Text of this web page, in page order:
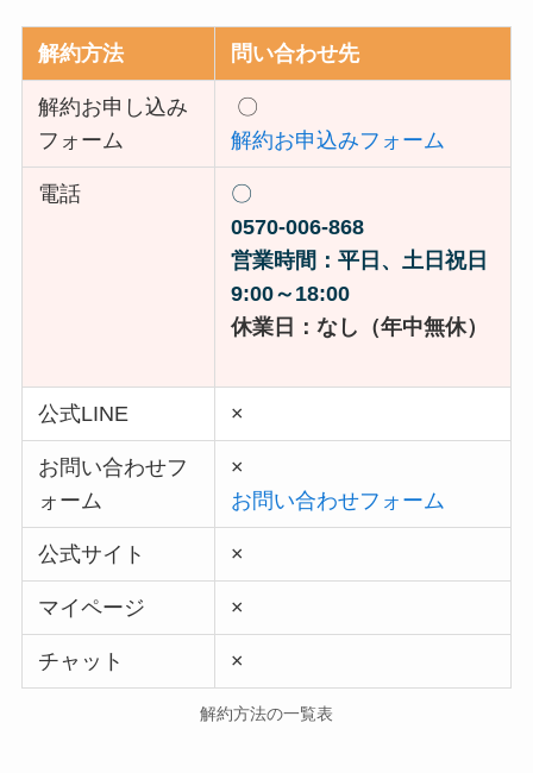
解約方法 問い合わせ先
解約お申し込み
フォーム
〇
解約お申込みフォーム
電話
〇
0570-006-868
営業時間：平日、土日祝日
9:00～18:00
休業日：なし（年中無休）
公式LINE ×
お問い合わせフ
ォーム
×
お問い合わせフォーム
公式サイト ×
マイページ ×
チャット ×
解約方法の一覧表